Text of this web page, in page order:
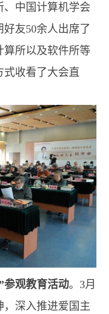
中国计算机学会
友50余人出席了
算所以及软件所等
式收看了大会直
参观教育活动。3月
，深入推进爱国主